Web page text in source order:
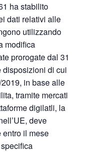
ha stabilito
dati relativi alle
utilizzando
modifica
prorogate dal 31
disposizioni di cui
in base alle
tramite mercati
digilatli, la
deve
entro il mese